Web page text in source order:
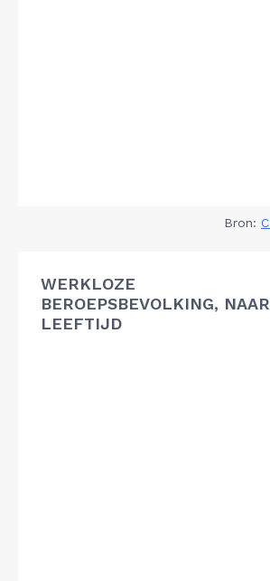
Bron:
WERKLOZE
BEROEPSBEVOLKING, NAAR
LEEFTIJD